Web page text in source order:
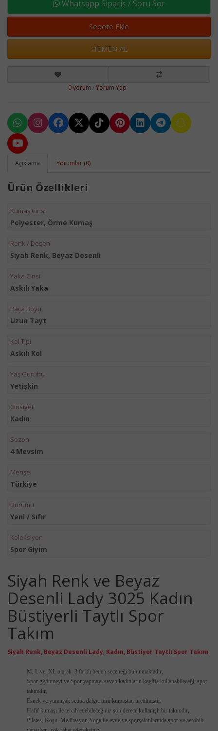
Whatsapp Sipariş / Soru Sor
Sepete Ekle
HEMEN AL
0 yorum /Yorum Yap
Açıklama Yorumlar (0)
Ürün Özellikleri
Kumaş Cinsi
Polyester, Örme Kumaş
Renk / Desen
Siyah Renk, Beyaz Desenli
Yaka Cinsi
Askılı Yaka
Paça Boyu
Uzun Tayt
Kol Tipi
Askılı Kol
Yaş Gurubu
Yetişkin
Cinsiyet
Kadın
Sezon
4 Mevsim
Menşei
Türkiye
Durumu
Yeni / Sıfır
Koleksiyon
Spor Giyim
Siyah Renk ve Beyaz
Desenli Lady 3025 Kadın
Büstiyerli Taytlı Spor
Takım
Siyah Renk, Beyaz Desenli Lady, Kadın, Büstiyer Taytlı Spor Takım
M, L ve XL olarak 3 farklı beden seçeneği bulunmaktadır,
Spor giyinmeyi ve Spor yapmayı seven kadınların keyifle kullanabileceği, spor
takımdır,
Esnek ve yumuşak scuba dalgıç türü kumaştan üretilmiştir.
Hafif kumaşı ile tercih edebileceğiniz son derece kullanışlı bir takımdır,
Pilates, Koşu, Meditasyon,Yoga ile evde ve sporsalonlarında spor ve aerobik